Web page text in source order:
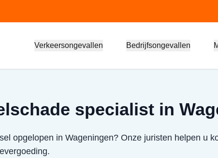
Verkeersongevallen Bedrijfsongevallen
specialist in
opgelopen in Wageningen? Onze juristen helpen u